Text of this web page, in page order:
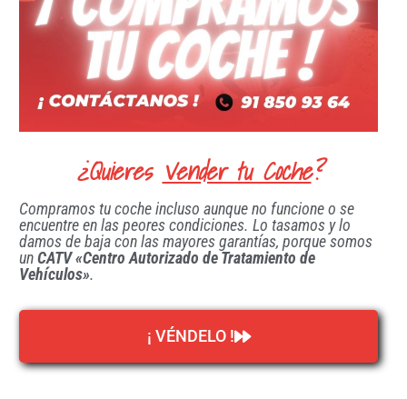
¿Quieres Vender tu Coche?
Compramos tu coche incluso aunque no funcione o se
encuentre en las peores condiciones. Lo tasamos y lo
damos de baja con las mayores garantías, porque somos
unCATV «Centro Autorizado de Tratamiento de
Vehículos».
¡ VÉNDELO !